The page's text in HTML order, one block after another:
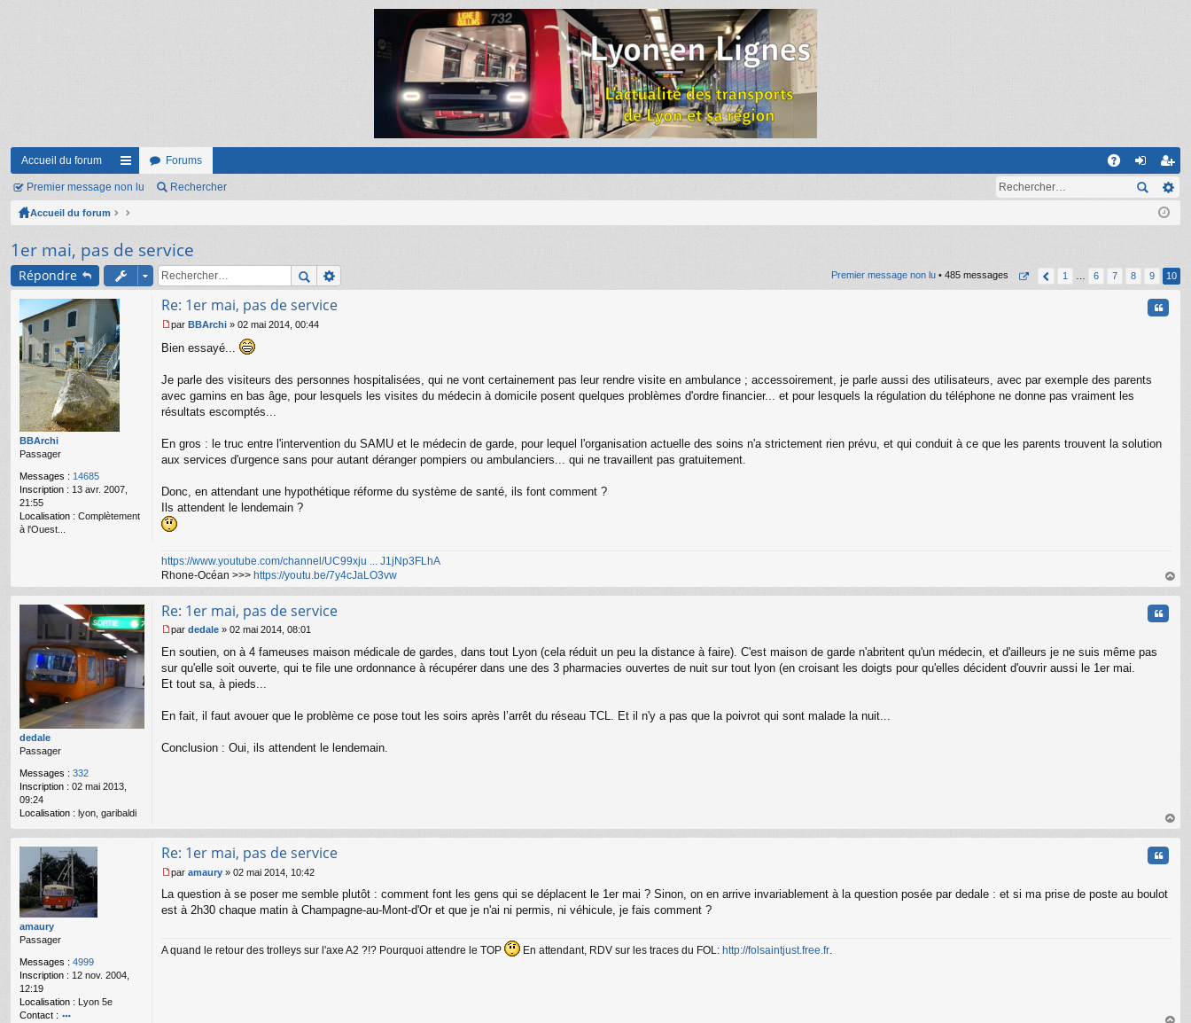
Accueil du forum
ac
co
ur
ci
s
Forums
on
on
ns
cri
on
Premier message non lu Rechercher
Accueil du forum
1er mai, pas de service
Répondre Premier message non lu • 485 messages 1 6 7 8 9 10
BBArchi
Passager
Messages : 14685
Inscription : 13 avr. 2007,
21:55
Localisation : Complètement
à l'Ouest...
Re: 1er mai, pas de service
e
a
g
e
o
l
par BBArchi » 02 mai 2014, 00:44
Bien essayé...
Je parle des visiteurs des personnes hospitalisées, qui ne vont certainement pas leur rendre visite en ambulance ; accessoirement, je parle aussi des utilisateurs, avec par exemple des parents
avec gamins en bas âge, pour lesquels les visites du médecin à domicile posent quelques problèmes d'ordre financier... et pour lesquels la régulation du téléphone ne donne pas vraiment les
résultats escomptés...
En gros : le truc entre l'intervention du SAMU et le médecin de garde, pour lequel l'organisation actuelle des soins n'a strictement rien prévu, et qui conduit à ce que les parents trouvent la solution
aux services d'urgence sans pour autant déranger pompiers ou ambulanciers... qui ne travaillent pas gratuitement.
Donc, en attendant une hypothétique réforme du système de santé, ils font comment ?
Ils attendent le lendemain ?
https://www.youtube.com/channel/UC99xju ... J1jNp3FLhA
Rhone-Océan >>> https://youtu.be/7y4cJaLO3vw
au
dedale
Passager
Messages : 332
Inscription : 02 mai 2013,
09:24
Localisation : lyon, garibaldi
Re: 1er mai, pas de service
e
s
s
e
o
par dedale » 02 mai 2014, 08:01
En soutien, on à 4 fameuses maison médicale de gardes, dans tout Lyon (cela réduit un peu la distance à faire). C'est maison de garde n'abritent qu'un médecin, et d'ailleurs je ne suis même pas
sur qu'elle soit ouverte, qui te file une ordonnance à récupérer dans une des 3 pharmacies ouvertes de nuit sur tout lyon (en croisant les doigts pour qu'elles décident d'ouvrir aussi le 1er mai.
Et tout sa, à pieds...
En fait, il faut avouer que le problème ce pose tout les soirs après l’arrêt du réseau TCL. Et il n'y a pas que la poivrot qui sont malade la nuit...
Conclusion : Oui, ils attendent le lendemain.
au
amaury
Passager
Messages : 4999
Inscription : 12 nov. 2004,
12:19
Localisation : Lyon 5e
Contact :
Re: 1er mai, pas de service
e
s
g
par amaury » 02 mai 2014, 10:42
La question à se poser me semble plutôt : comment font les gens qui se déplacent le 1er mai ? Sinon, on en arrive invariablement à la question posée par dedale : et si ma prise de poste au boulot
est à 2h30 chaque matin à Champagne-au-Mont-d'Or et que je n'ai ni permis, ni véhicule, je fais comment ?
A quand le retour des trolleys sur l'axe A2 ?!? Pourquoi attendre le TOP En attendant, RDV sur les traces du FOL: http://folsaintjust.free.fr.